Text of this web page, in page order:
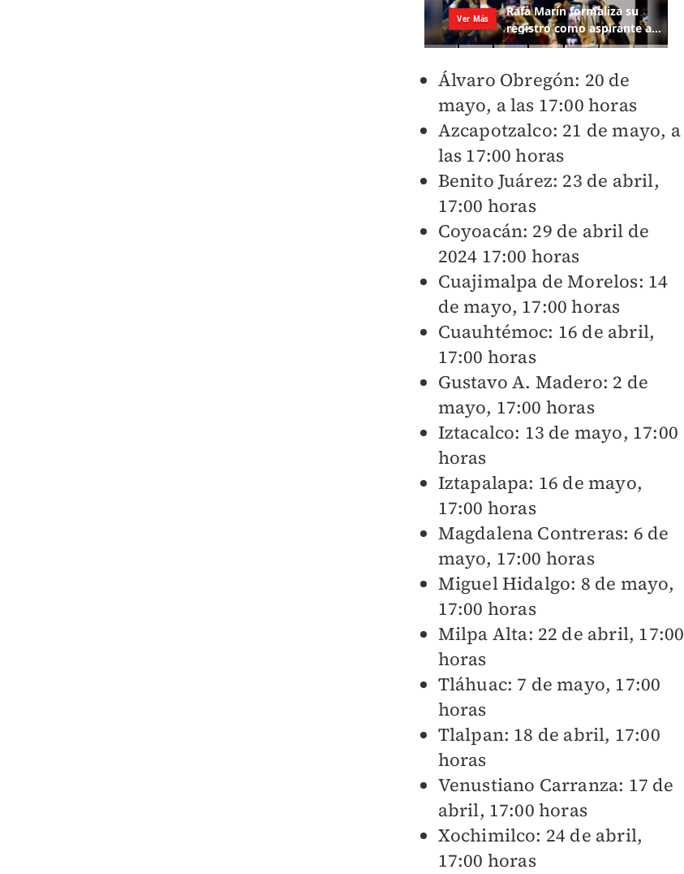
Álvaro Obregón: 20 de
mayo, a las 17:00 horas
Azcapotzalco: 21 de mayo, a
las 17:00 horas
Benito Juárez: 23 de abril,
17:00 horas
Coyoacán: 29 de abril de
2024 17:00 horas
Cuajimalpa de Morelos: 14
de mayo, 17:00 horas
Cuauhtémoc: 16 de abril,
17:00 horas
Gustavo A. Madero: 2 de
mayo, 17:00 horas
Iztacalco: 13 de mayo, 17:00
horas
Iztapalapa: 16 de mayo,
17:00 horas
Magdalena Contreras: 6 de
mayo, 17:00 horas
Miguel Hidalgo: 8 de mayo,
17:00 horas
Milpa Alta: 22 de abril, 17:00
horas
Tláhuac: 7 de mayo, 17:00
horas
Tlalpan: 18 de abril, 17:00
horas
Venustiano Carranza: 17 de
abril, 17:00 horas
Xochimilco: 24 de abril,
17:00 horas